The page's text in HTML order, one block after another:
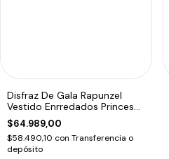
Disfraz De Gala Rapunzel
Vestido Enrredados Princesa
Disney1
$64.989,00
$58.490,10 con Transferencia o
depósito